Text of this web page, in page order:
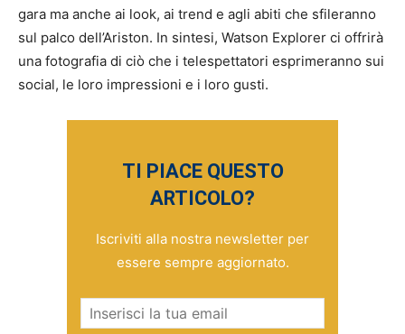
gara ma anche ai look, ai trend e agli abiti che sfileranno
sul palco dell’Ariston. In sintesi, Watson Explorer ci offrirà
una fotografia di ciò che i telespettatori esprimeranno sui
social, le loro impressioni e i loro gusti.
TI PIACE QUESTO
ARTICOLO?
Iscriviti alla nostra newsletter per
essere sempre aggiornato.